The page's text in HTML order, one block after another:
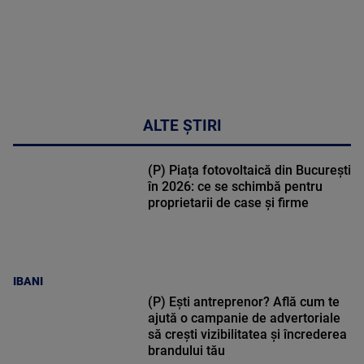
ALTE ȘTIRI
IBANI
(P) Piața fotovoltaică din București
în 2026: ce se schimbă pentru
proprietarii de case și firme
(P) Ești antreprenor? Află cum te
ajută o campanie de advertoriale
să crești vizibilitatea și încrederea
brandului tău